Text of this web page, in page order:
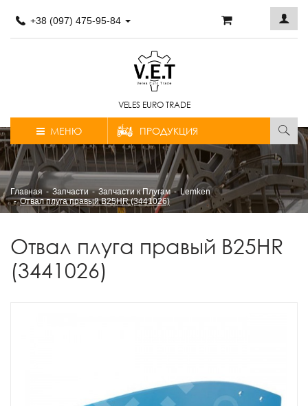
+38 (097) 475-95-84
VELES EURO TRADE
МЕНЮ ПРОДУКЦИЯ
Главная Запчасти Запчасти к Плугам
Lemken
Отвал плуга правый B25HR (3441026)
Отвал плуга правый B25HR
(3441026)